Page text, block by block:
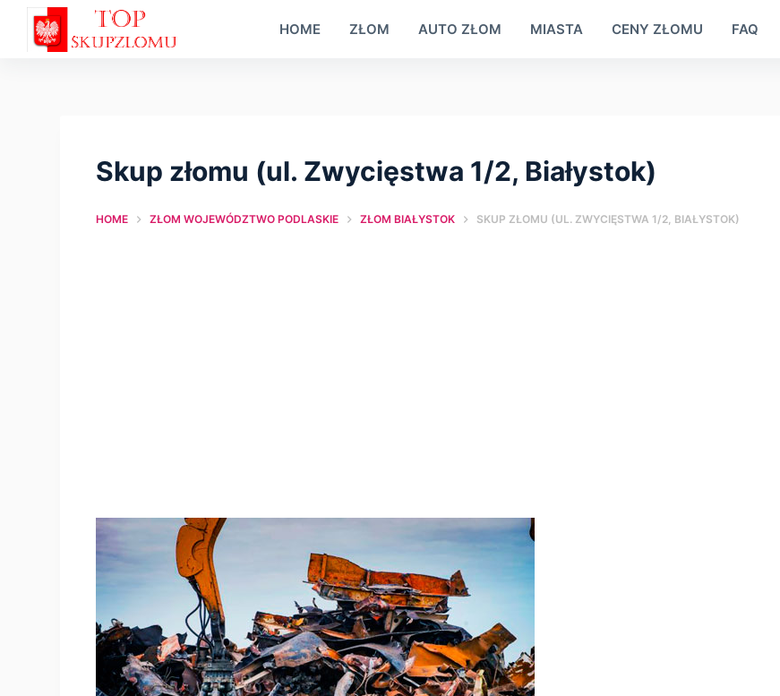
HOME ZŁOM AUTO ZŁOM MIASTA CENY ZŁOMU FAQ
Skup złomu (ul. Zwycięstwa 1/2, Białystok)
HOME ZŁOM WOJEWÓDZTWO PODLASKIE ZŁOM BIAŁYSTOK SKUP ZŁOMU (UL. ZWYCIĘSTWA 1/2, BIAŁYSTOK)